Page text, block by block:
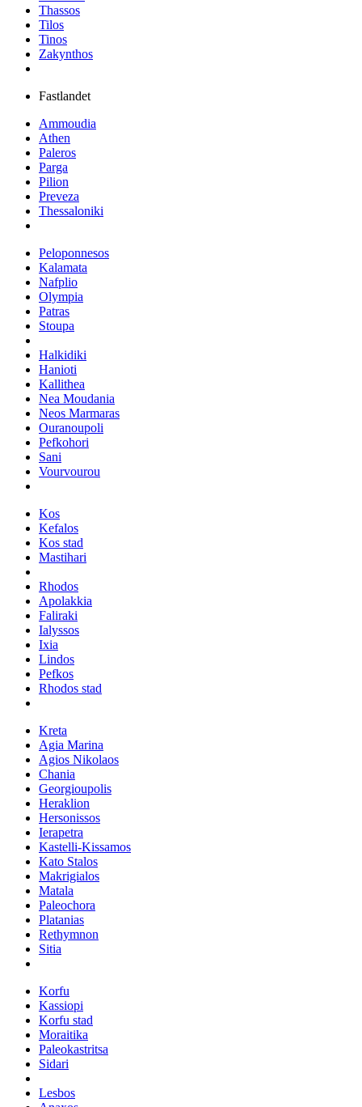
Thassos
Tilos
Tinos
Zakynthos
Fastlandet
Ammoudia
Athen
Paleros
Parga
Pilion
Preveza
Thessaloniki
Peloponnesos
Kalamata
Nafplio
Olympia
Patras
Stoupa
Halkidiki
Hanioti
Kallithea
Nea Moudania
Neos Marmaras
Ouranoupoli
Pefkohori
Sani
Vourvourou
Kos
Kefalos
Kos stad
Mastihari
Rhodos
Apolakkia
Faliraki
Ialyssos
Ixia
Lindos
Pefkos
Rhodos stad
Kreta
Agia Marina
Agios Nikolaos
Chania
Georgioupolis
Heraklion
Hersonissos
Ierapetra
Kastelli-Kissamos
Kato Stalos
Makrigialos
Matala
Paleochora
Platanias
Rethymnon
Sitia
Korfu
Kassiopi
Korfu stad
Moraitika
Paleokastritsa
Sidari
Lesbos